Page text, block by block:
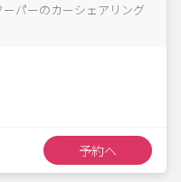
パーのカーシェアリング
予約へ